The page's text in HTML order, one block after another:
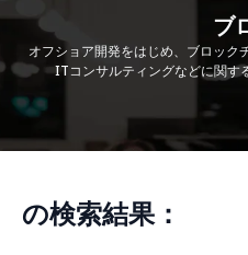
ブ
オフショア開発をはじめ、ブロック
ITコンサルティングなどに関す
の検索結果：